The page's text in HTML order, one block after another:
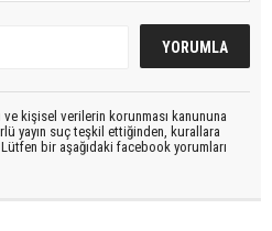
ve kişisel verilerin korunması kanununa
yayın suç teşkil ettiğinden, kurallara
Lütfen bir aşağıdaki facebook yorumları